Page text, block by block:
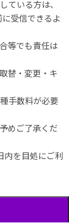
ている方は、
受信できるよ
等でも責任は
替・変更・キ
手数料が必要
めご了承くだ
内を目処にご利